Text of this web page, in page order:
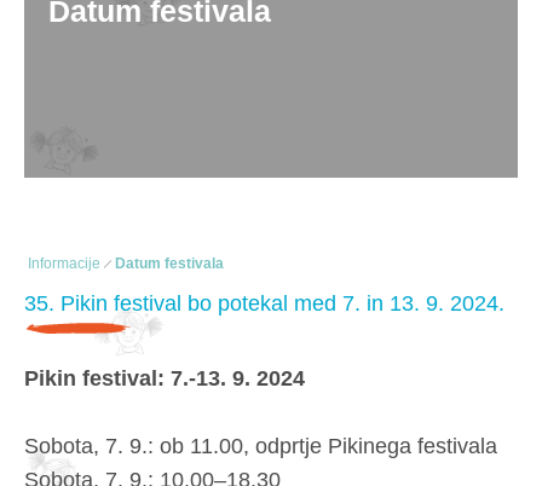
ZA PIKE IN GUSARJE
Datum festivala
Informacije Datum festivala
35. Pikin festival bo potekal med 7. in 13. 9. 2024.
Pikin festival: 7.-13. 9. 2024
Sobota, 7. 9.: ob 11.00, odprtje Pikinega festivala
Sobota, 7. 9.: 10.00–18.30